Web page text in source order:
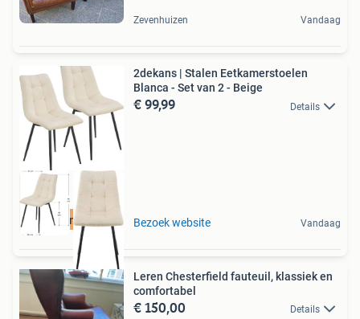
Zevenhuizen Vandaag
Duurzame Deal
2dekans | Stalen Eetkamerstoelen
Blanca - Set van 2 - Beige
€ 99,99 Details
Bezoek website Vandaag
Leren Chesterfield fauteuil, klassiek en
comfortabel
€ 150,00 Details